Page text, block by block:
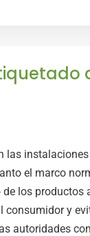
las
el marco
los
y
autoridades